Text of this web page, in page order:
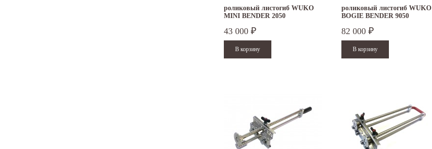
роликовый листогиб WUKO
MINI BENDER 2050
43 000 ₽
роликовый листогиб WUKO
BOGIE BENDER 9050
82 000 ₽